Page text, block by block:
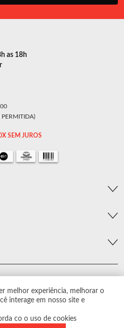
melhor experiência, melhorar o
interage em nosso site e
co o uso de cookies
as 18h
SEM JUROS
os direitos reservados.
e estoque sujeito a alterações sem
prévio.